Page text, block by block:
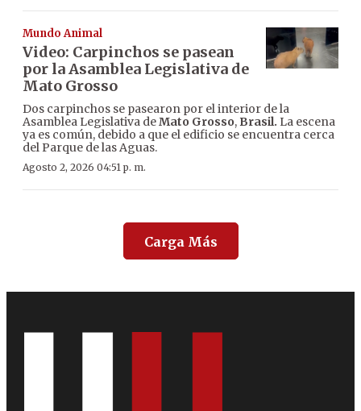
Mundo Animal
Video: Carpinchos se pasean
por la Asamblea Legislativa de
Mato Grosso
Dos carpinchos se pasearon por el interior de la
Asamblea Legislativa deMato Grosso, Brasil. La escena
ya es común, debido a que el edificio se encuentra cerca
del Parque de las Aguas.
Agosto 2, 2026 04:51 p. m.
Carga Más